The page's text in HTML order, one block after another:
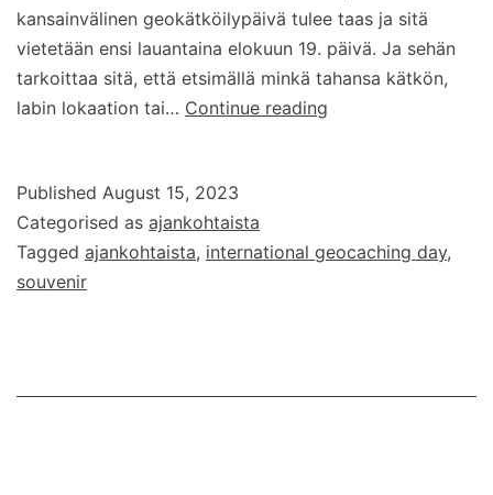
kansainvälinen geokätköilypäivä tulee taas ja sitä
vietetään ensi lauantaina elokuun 19. päivä. Ja sehän
tarkoittaa sitä, että etsimällä minkä tahansa kätkön,
labin lokaation tai… Continue reading
Published August 15, 2023
Categorised as ajankohtaista
Tagged ajankohtaista, international geocaching day,
souvenir